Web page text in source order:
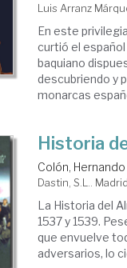
Luis Arranz
En este
curtió el
baquiano
descubriendo y
monarcas
Historia
Colón, Hernando
Dastin, S.L..
La Historia del
1537 y 1539.
que envuelve
adversarios, lo